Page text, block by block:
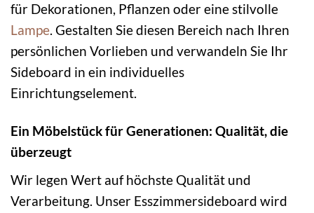
für Dekorationen, Pflanzen oder eine stilvolle
Lampe . Gestalten Sie diesen Bereich nach Ihren
persönlichen Vorlieben und verwandeln Sie Ihr
Sideboard in ein individuelles
Einrichtungselement.
Ein Möbelstück für Generationen: Qualität, die
überzeugt
Wir legen Wert auf höchste Qualität und
Verarbeitung. Unser Esszimmersideboard wird